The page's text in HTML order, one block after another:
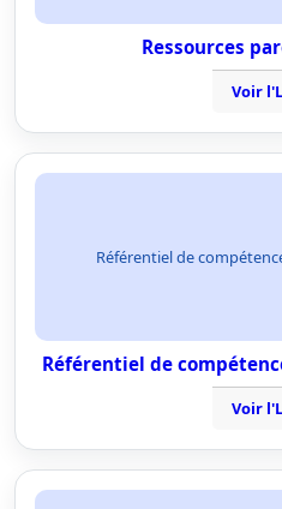
Ressources
Voir
Référentiel de
Référentiel de
Voir